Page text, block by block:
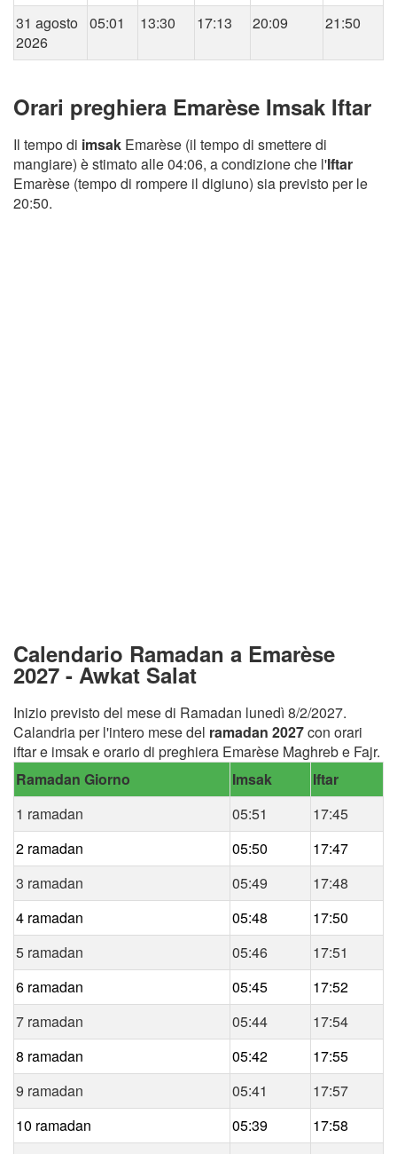
31 agosto
2026
05:01 13:30 17:13 20:09 21:50
Orari preghiera Emarèse Imsak Iftar
Il tempo di imsak Emarèse (il tempo di smettere di
mangiare) è stimato alle 04:06, a condizione che l'Iftar
Emarèse (tempo di rompere il digiuno) sia previsto per le
20:50.
Calendario Ramadan a Emarèse
2027 - Awkat Salat
Inizio previsto del mese di Ramadan lunedì 8/2/2027.
Calandria per l'intero mese del ramadan 2027con orari
iftar e imsak e orario di preghiera Emarèse Maghreb e Fajr.
Ramadan Giorno
Imsak
Iftar
1 ramadan
05:51
17:45
2 ramadan
05:50
17:47
3 ramadan
05:49
17:48
4 ramadan
05:48
17:50
5 ramadan
05:46
17:51
6 ramadan
05:45
17:52
7 ramadan
05:44
17:54
8 ramadan
05:42
17:55
9 ramadan
05:41
17:57
10 ramadan
05:39
17:58